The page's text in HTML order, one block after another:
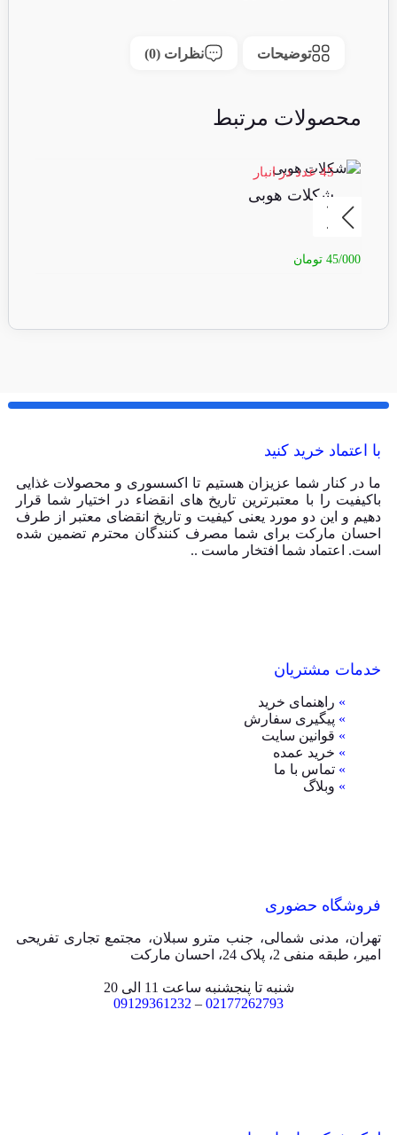
توضیحات نظرات (0)
محصولات مرتبط
45 عدد در انبار
شکلات هوبی
45/000 تومان
با اعتماد خرید کنید
ما در کنار شما عزیزان هستیم تا اکسسوری و محصولات غذایی
باکیفیت را با معتبرترین تاریخ های انقضاء در اختیار شما قرار
دهیم و این دو مورد یعنی کیفیت و تاریخ انقضای معتبر از طرف
احسان مارکت برای شما مصرف کنندگان محترم تضمین شده
است. اعتماد شما افتخار ماست ..
خدمات مشتریان
» راهنمای خرید
» پیگیری سفارش
» قوانین سایت
» خرید عمده
» تماس با ما
» وبلاگ
فروشگاه حضوری
تهران، مدنی شمالی، جنب مترو سبلان، مجتمع تجاری تفریحی
امیر، طبقه منفی 2، پلاک 24، احسان مارکت
شنبه تا پنجشنبه ساعت 11 الی 20
02177262793
–
09129361232